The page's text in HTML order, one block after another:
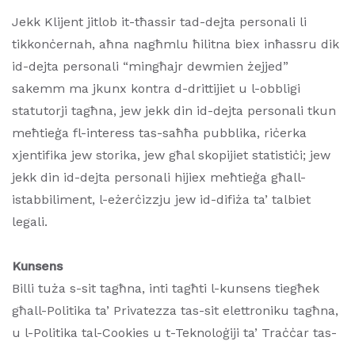
Jekk Klijent jitlob it-tħassir tad-dejta personali li
tikkonċernah, aħna nagħmlu ħilitna biex inħassru dik
id-dejta personali “mingħajr dewmien żejjed”
sakemm ma jkunx kontra d-drittijiet u l-obbligi
statutorji tagħna, jew jekk din id-dejta personali tkun
meħtieġa fl-interess tas-saħħa pubblika, riċerka
xjentifika jew storika, jew għal skopijiet statistiċi; jew
jekk din id-dejta personali hijiex meħtieġa għall-
istabbiliment, l-eżerċizzju jew id-difiża ta’ talbiet
legali.
Kunsens
Billi tuża s-sit tagħna, inti tagħti l-kunsens tiegħek
għall-Politika ta’ Privatezza tas-sit elettroniku tagħna,
u l-Politika tal-Cookies u t-Teknoloġiji ta’ Traċċar tas-